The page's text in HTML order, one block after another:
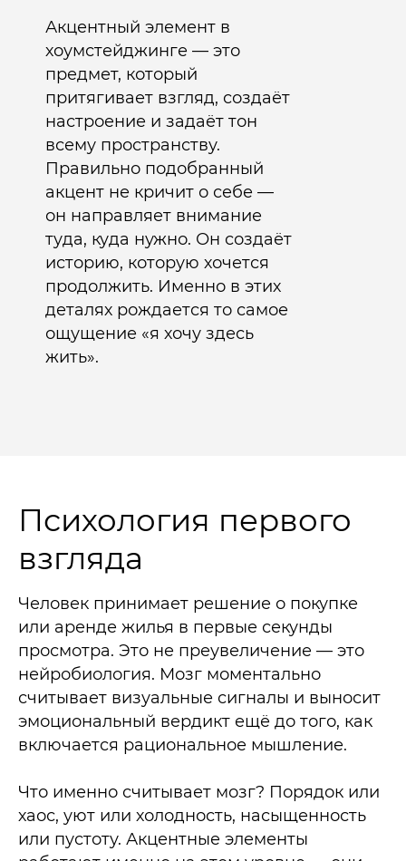
Акцентный элемент в
хоумстейджинге — это
предмет, который
притягивает взгляд, создаёт
настроение и задаёт тон
всему пространству.
Правильно подобранный
акцент не кричит о себе —
он направляет внимание
туда, куда нужно. Он создаёт
историю, которую хочется
продолжить. Именно в этих
деталях рождается то самое
ощущение «я хочу здесь
жить».
Психология первого
взгляда
Человек принимает решение о покупке
или аренде жилья в первые секунды
просмотра. Это не преувеличение — это
нейробиология. Мозг моментально
считывает визуальные сигналы и выносит
эмоциональный вердикт ещё до того, как
включается рациональное мышление.
Что именно считывает мозг? Порядок или
хаос, уют или холодность, насыщенность
или пустоту. Акцентные элементы